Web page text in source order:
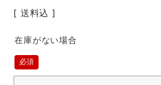
ネーム刺繍・プリント加工対象商品
ニット
アタックベース
中塚被服
送料込
在庫がない場合
(必